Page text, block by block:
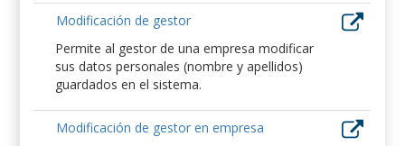
Modificación de gestor
Permite al gestor de una empresa modificar
sus datos personales (nombre y apellidos)
guardados en el sistema.
Modificación de gestor en empresa